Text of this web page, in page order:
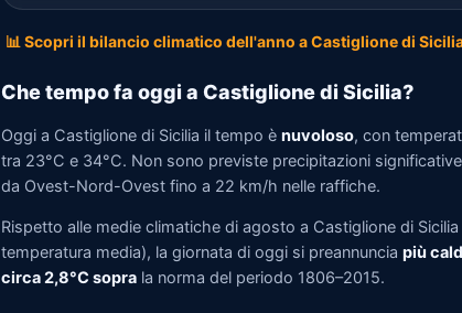
📊 Scopri il bilancio climatico dell'anno a Castiglione di
Che tempo fa oggi a Castiglione di Sicilia?
Oggi a Castiglione di Sicilia il tempo è nuvoloso, con
tra 23°C e 34°C. Non sono previste precipitazioni
da Ovest-Nord-Ovest fino a 22 km/h nelle raffiche.
Rispetto alle medie climatiche di agosto a Castiglione di
temperatura media), la giornata di oggi si preannuncia più
circa 2,8°C sopra la norma del periodo 1806–2015.